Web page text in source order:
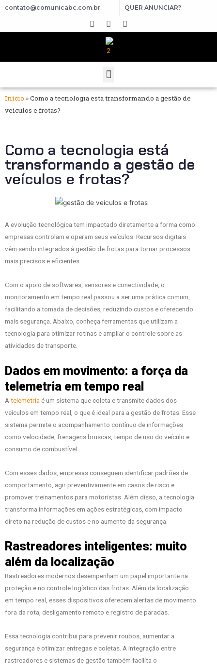
contato@comunicabc.com.br QUER ANUNCIAR?
Início »Como a tecnologia está transformando a gestão de
veículos e frotas?
Como a tecnologia está
transformando a gestão de
veículos e frotas?
A evolução tecnológica tem impactado diretamente a forma como
empresas controlam e operam seus veículos. Recursos digitais
vêm sendo integrados à gestão de frotas para tornar processos
mais precisos e eficientes.
Com o apoio de softwares, sensores e conectividade, o
monitoramento em tempo real passou a ser uma prática comum,
facilitando a tomada de decisões, reduzindo custos e oferecendo
mais segurança. Abaixo, conheça ferramentas que utilizam a
tecnologia para otimizar rotinas e ampliar o controle sobre as
atividades de transporte.
Dados em movimento: a força da
telemetria em tempo real
A telemetria é um sistema que coleta e transmite dados dos
veículos em tempo real, o que é ideal para a gestão de frotas. Esse
sistema permite o acompanhamento contínuo de informações
como velocidade, frenagens bruscas, tempo de uso do veículo e
consumo de combustível.
Com esses dados, empresas conseguem identificar padrões de
comportamento, agir preventivamente em casos de risco e
promover treinamentos para motoristas. Além disso, a tecnologia
transforma informações em ações estratégicas, com impacto
direto na redução de custos e no aumento da segurança.
Rastreadores inteligentes: muito
além da localização
Rastreadores modernos desempenham um papel importante na
proteção e no controle logístico das frotas. Além da localização
em tempo real, esses dispositivos oferecem alertas de movimento
fora da rota, desligamento remoto e registro de paradas.
Essa tecnologia contribui para prevenir roubos, aumentar a
segurança e otimizar entregas e coletas. A integração entre
rastreadores e sistemas de gestão também facilita o